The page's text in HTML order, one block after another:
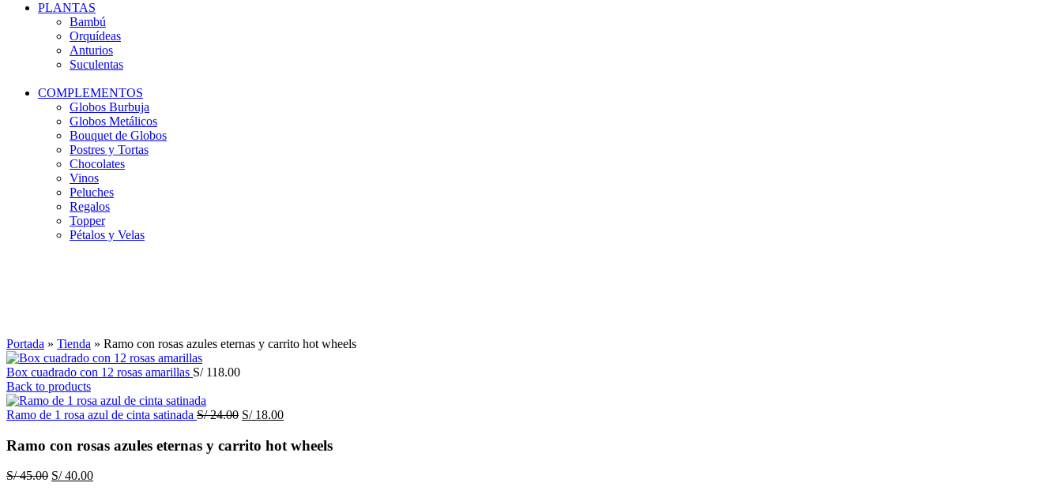
PLANTAS
Bambú
Orquídeas
Anturios
Suculentas
COMPLEMENTOS
Globos Burbuja
Globos Metálicos
Bouquet de Globos
Postres y Tortas
Chocolates
Vinos
Peluches
Regalos
Topper
Pétalos y Velas
Portada » Tienda » Ramo con rosas azules eternas y carrito hot wheels
Box cuadrado con 12 rosas amarillas S/118.00
Back to products
Ramo de 1 rosa azul de cinta satinada S/24.00 El
original
S/18.00El
actual
Ramo con rosas azules eternas y carrito hot wheels
S/45.00 El
S/40.00El